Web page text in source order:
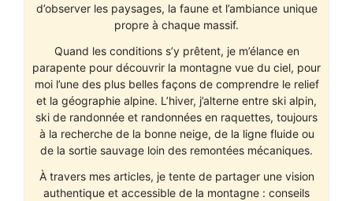
d’observer les paysages, la faune et l’ambiance unique
propre à chaque massif.
Quand les conditions s’y prêtent, je m’élance en
parapente pour découvrir la montagne vue du ciel, pour
moi l’une des plus belles façons de comprendre le relief
et la géographie alpine. L’hiver, j’alterne entre ski alpin,
ski de randonnée et randonnées en raquettes, toujours
à la recherche de la bonne neige, de la ligne fluide ou
de la sortie sauvage loin des remontées mécaniques.
À travers mes articles, je tente de partager une vision
authentique et accessible de la montagne : conseils